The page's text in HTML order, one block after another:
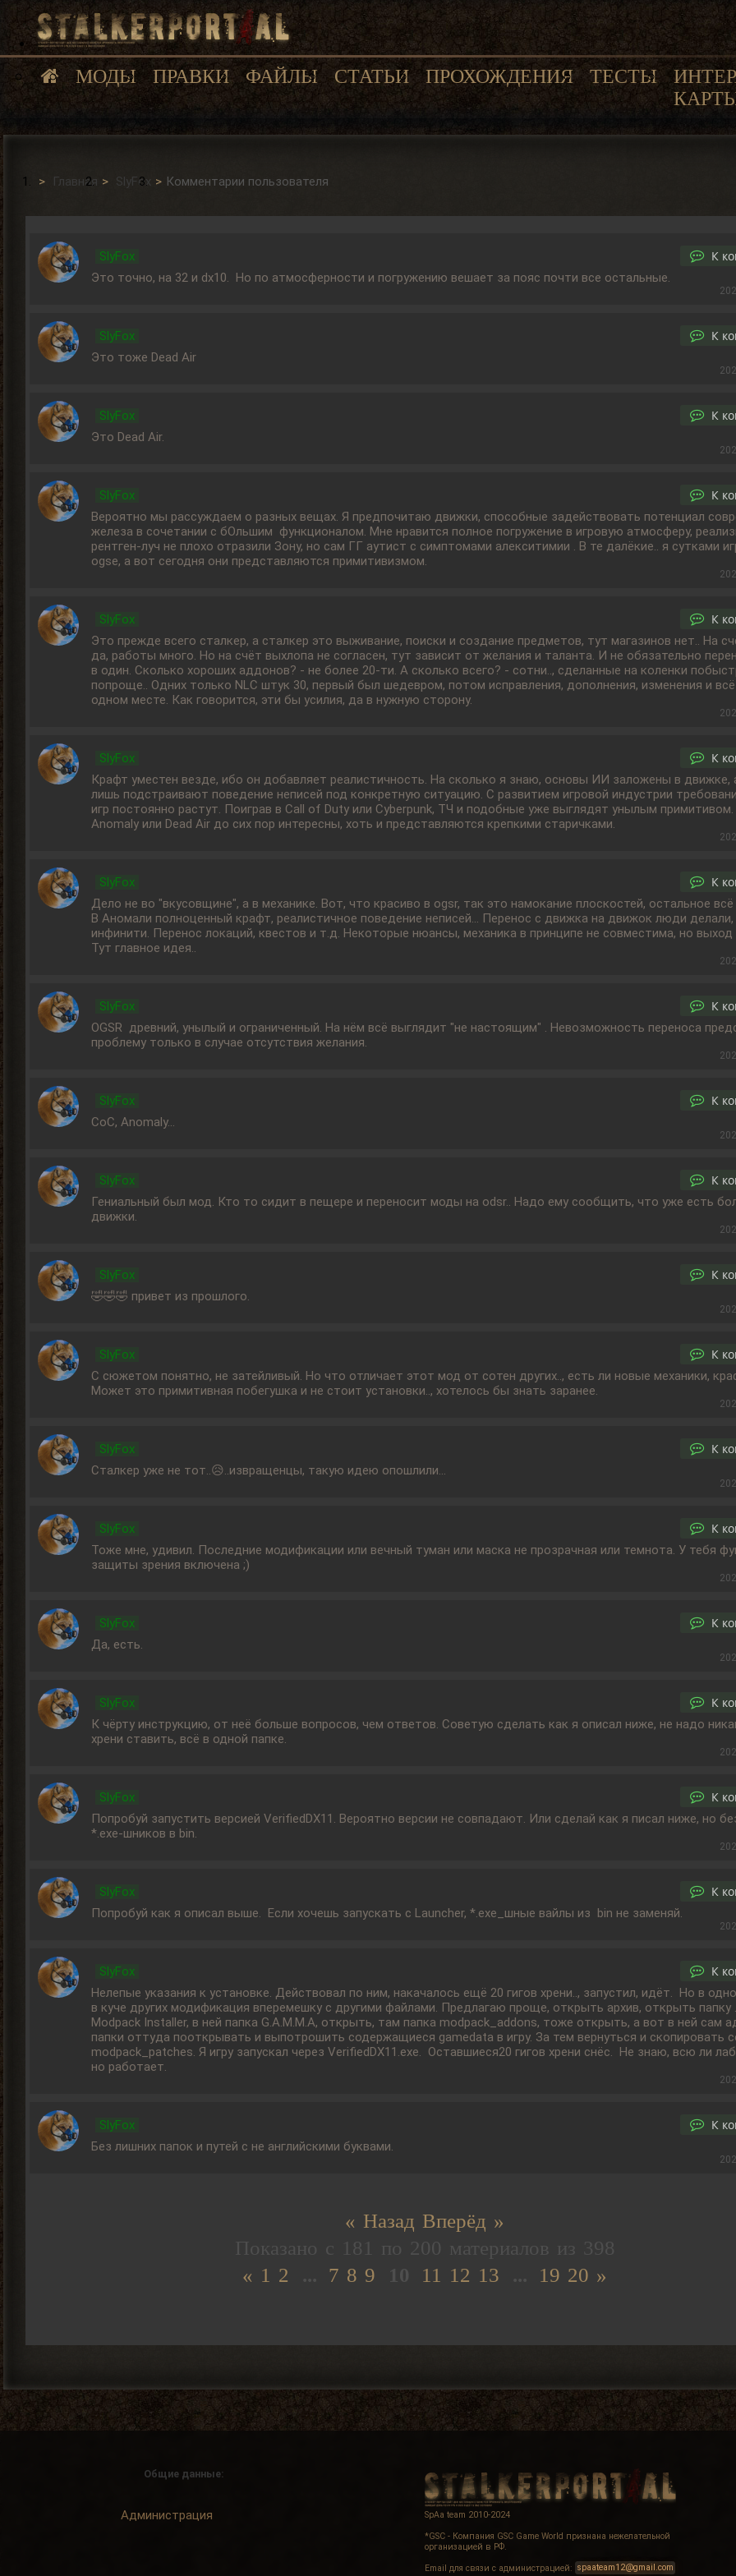
МОДЫ ПРАВКИ ФАЙЛЫ СТАТЬИ ПРОХОЖДЕНИЯ ТЕСТЫ
Главная SlyFox Комментарии пользователя
SlyFox
К
Это точно, на 32 и dx10. Но по атмосферности и погружению вешает за пояс почти все остальные.
SlyFox
К
Это тоже Dead Air
SlyFox
К
Это Dead Air.
SlyFox
К
Вероятно мы рассуждаем о разных вещах. Я предпочитаю движки, способные задействовать потенциал
железа в сочетании с бОльшим функционалом. Мне нравится полное погружение в игровую атмосферу,
рентген-луч не плохо отразили Зону, но сам ГГ аутист с симптомами алекситимии . В те далёкие.. я сутками
ogse, а вот сегодня они представляются примитивизмом.
SlyFox
К
Это прежде всего сталкер, а сталкер это выживание, поиски и создание предметов, тут магазинов нет.. На
да, работы много. Но на счёт выхлопа не согласен, тут зависит от желания и таланта. И не обязательно
в один. Сколько хороших аддонов? - не более 20-ти. А сколько всего? - сотни.., сделанные на коленки
попроще.. Одних только NLC штук 30, первый был шедевром, потом исправления, дополнения, изменения и всё
одном месте. Как говорится, эти бы усилия, да в нужную сторону.
SlyFox
К
Крафт уместен везде, ибо он добавляет реалистичность. На сколько я знаю, основы ИИ заложены в движке,
лишь подстраивают поведение неписей под конкретную ситуацию. С развитием игровой индустрии
игр постоянно растут. Поиграв в Call of Duty или Cyberpunk, ТЧ и подобные уже выглядят унылым
Anomaly или Dead Air до сих пор интересны, хоть и представляются крепкими старичками.
SlyFox
К
Дело не во "вкусовщине", а в механике. Вот, что красиво в ogsr, так это намокание плоскостей, остальное всё
В Аномали полноценный крафт, реалистичное поведение неписей... Перенос с движка на движок люди делали,
инфинити. Перенос локаций, квестов и т.д. Некоторые нюансы, механика в принципе не совместима, но выход
Тут главное идея..
SlyFox
К
OGSR древний, унылый и ограниченный. На нём всё выглядит "не настоящим" . Невозможность переноса
проблему только в случае отсутствия желания.
SlyFox
К
CoC, Anomaly...
SlyFox
К
Гениальный был мод. Кто то сидит в пещере и переносит моды на odsr.. Надо ему сообщить, что уже есть
движки.
SlyFox
К
🤣🤣🤣 привет из прошлого.
SlyFox
К
С сюжетом понятно, не затейливый. Но что отличает этот мод от сотен других.., есть ли новые механики,
Может это примитивная побегушка и не стоит установки.., хотелось бы знать заранее.
SlyFox
К
Сталкер уже не тот..😥..извращенцы, такую идею опошлили...
SlyFox
К
Тоже мне, удивил. Последние модификации или вечный туман или маска не прозрачная или темнота. У тебя
защиты зрения включена ;)
SlyFox
К
Да, есть.
SlyFox
К
К чёрту инструкцию, от неё больше вопросов, чем ответов. Советую сделать как я описал ниже, не надо
хрени ставить, всё в одной папке.
SlyFox
К
Попробуй запустить версией VerifiedDX11. Вероятно версии не совпадают. Или сделай как я писал ниже, но
*.ехе-шников в bin.
SlyFox
К
Попробуй как я описал выше. Если хочешь запускать с Launcher, *.exe_шные вайлы из bin не заменяй.
SlyFox
К
Нелепые указания к установке. Действовал по ним, накачалось ещё 20 гигов хрени.., запустил, идёт. Но в
в куче других модификация вперемешку с другими файлами. Предлагаю проще, открыть архив, открыть папку
Modpack Installer, в ней папка G.A.M.M.A, открыть, там папка modpack_addons, тоже открыть, а вот в ней сам
папки оттуда пооткрывать и выпотрошить содержащиеся gamedata в игру. За тем вернуться и скопировать
modpack_patches. Я игру запускал через VerifiedDX11.exe. Оставшиеся20 гигов хрени снёс. Не знаю, всю ли
но работает.
SlyFox
К
Без лишних папок и путей с не английскими буквами.
« Назад Вперёд »
Показано с 181 по 200 материалов из 398
« 1 2 ... 7 8 9 10 11 12 13 ... 19 20 »
Общие данные:
Администрация
SpAa team 2010-2024
*GSC - Компания GSC Game World признана нежелательной
организацией в РФ.
Email для связи с администрацией: spaateam12@gmail.com